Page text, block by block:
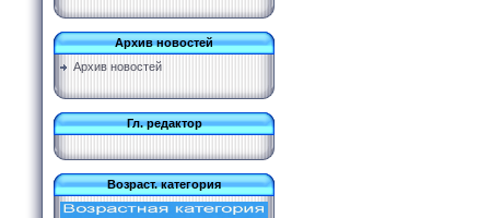
Архив новостей
Архив новостей
Гл. редактор
Возраст. категория